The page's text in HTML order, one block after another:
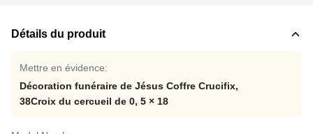
Détails du produit
Mettre en évidence:
Décoration funéraire de Jésus Coffre Crucifix,
38Croix du cercueil de 0, 5 × 18